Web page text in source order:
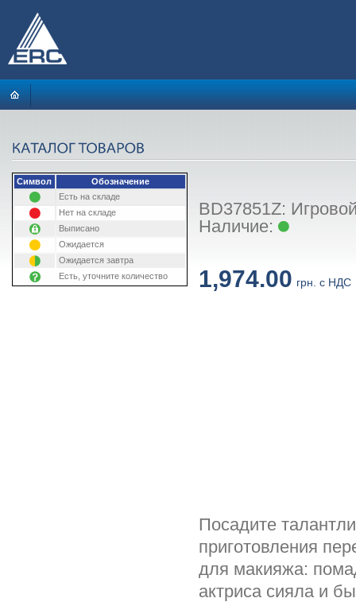
Символ
Обозначение
Есть на складе
Нет на складе
Выписано
Ожидается
Ожидается завтра
Есть, уточните количество
BD37851Z:
Наличие:
1,974.00 грн. с НДС
Посадите
приготовления
для макияжа:
актриса сияла и